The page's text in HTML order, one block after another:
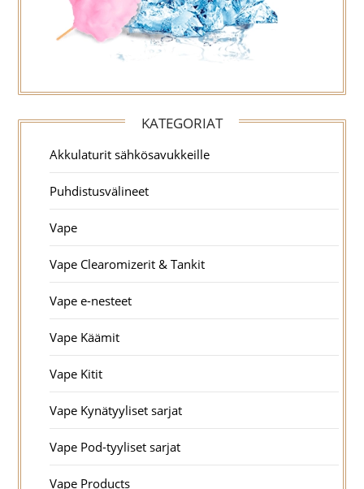
KATEGORIAT
Akkulaturit sähkösavukkeille
Puhdistusvälineet
Vape
Vape Clearomizerit & Tankit
Vape e-nesteet
Vape Käämit
Vape Kitit
Vape Kynätyyliset sarjat
Vape Pod-tyyliset sarjat
Vape Products